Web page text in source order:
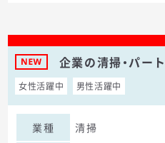
企業の清掃・パー
女性活躍中 男性活躍中
業種
清掃